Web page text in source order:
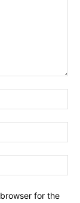
for the